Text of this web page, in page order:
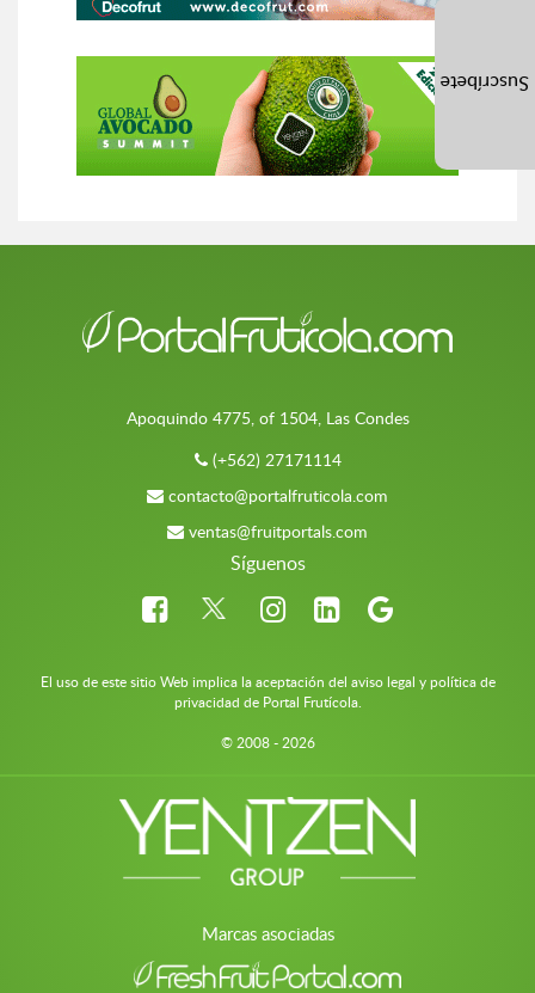
Apoquindo 4775, of 1504, Las Condes
(+562) 27171114
contacto@portalfruticola.com
ventas@fruitportals.com
Síguenos
El uso de este sitio Web implica la aceptación del aviso legal y política de
privacidad de Portal Frutícola.
© 2008 - 2026
Marcas asociadas
Suscríbete